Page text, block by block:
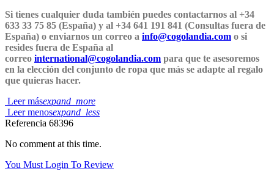
Si tienes cualquier duda también puedes contactarnos al +34
633 33 75 85 (España) y al +34 641 191 841 (Consultas fuera de
España) o enviarnos un correo a info@cogolandia.com o si
resides fuera de España al
correo international@cogolandia.com para que te asesoremos
en la elección del conjunto de ropa que más se adapte al regalo
que quieras hacer.
Leer másexpand_more
Leer menosexpand_less
Referencia 68396
No comment at this time.
You Must Login To Review